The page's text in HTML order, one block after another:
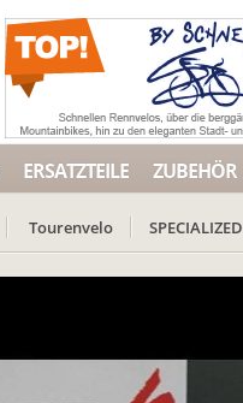
ERSATZTEILE ZUBEHÖR
Tourenvelo SPECIALIZED